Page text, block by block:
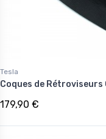
Tesla
Coques de Rétroviseurs
179,90 €